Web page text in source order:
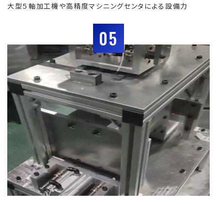
大型５軸加工機や高精度マシニングセンタによる設備力
05